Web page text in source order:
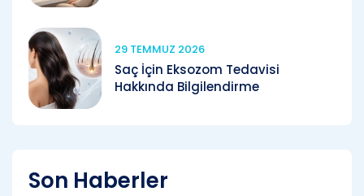
29 TEMMUZ 2026
Saç İçin Eksozom Tedavisi
Hakkında Bilgilendirme
Son Haberler